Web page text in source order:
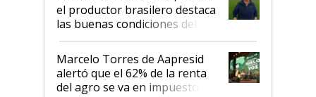
el productor brasilero destaca
las buenas condiciones del
agro argentino para invertir:
"Los veo más motivados"
Marcelo Torres de Aapresid
alertó que el 62% de la renta
del agro se va en impuestos: